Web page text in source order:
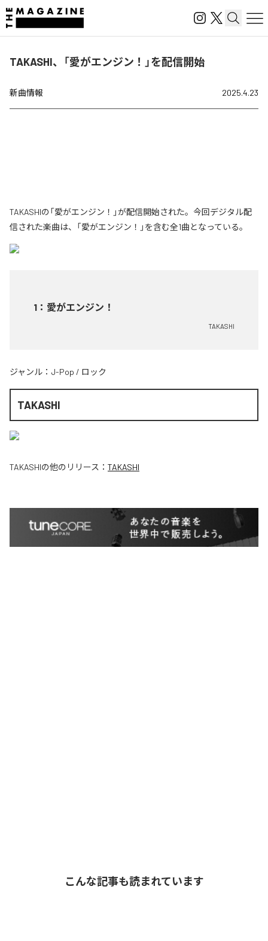
TAKASHI、「愛がエンジン！」を配信開始
新曲情報 2025.4.23
TAKASHIの「愛がエンジン！」が配信開始された。今回デジタル配
信された楽曲は、「愛がエンジン！」を含む全1曲となっている。
1 ： 愛がエンジン！
TAKASHI
ジャンル： J-Pop / ロック
TAKASHI
TAKASHIの他のリリース： TAKASHI
こんな記事も読まれています